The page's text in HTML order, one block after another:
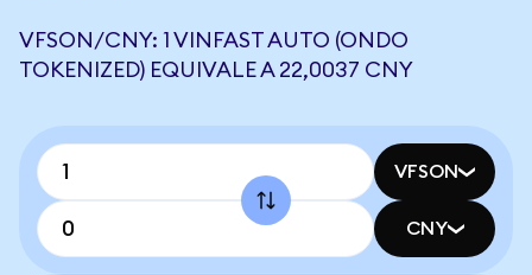
VFSON/CNY: 1 VINFAST AUTO (ONDO
TOKENIZED) EQUIVALE A 22,0037 CNY
VFSON
CNY